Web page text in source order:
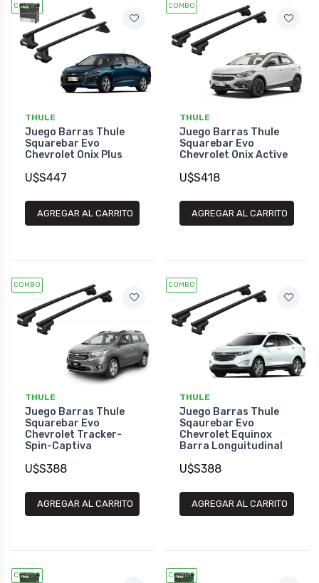
COMBO
THULE
Juego Barras Thule
Squarebar Evo
Chevrolet Onix Plus
U$S447
AGREGAR AL CARRITO
COMBO
THULE
Juego Barras Thule
Squarebar Evo
Chevrolet Onix Active
U$S418
AGREGAR AL CARRITO
COMBO
THULE
Juego Barras Thule
Squarebar Evo
Chevrolet Tracker-
Spin-Captiva
U$S388
AGREGAR AL CARRITO
COMBO
THULE
Juego Barras Thule
Sqaurebar Evo
Chevrolet Equinox
Barra Longuitudinal
U$S388
AGREGAR AL CARRITO
COMBO COMBO